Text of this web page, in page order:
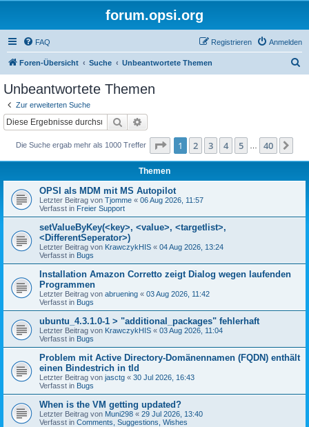
forum.opsi.org
FAQ Anmelden
Registrieren
Foren-Übersicht Suche Unbeantwortete Themen
Unbeantwortete Themen
Zur erweiterten Suche
Suche
Die Suche ergab mehr als 1000 Treffer Seite 1von 40
1 2 3 4 5 40
Themen
OPSI als MDM mit MS Autopilot
Letzter Beitrag von Tjomme « 06 Aug 2026, 11:57
Verfasst in Freier Support
setValueByKey(<key>, <value>, <targetlist>,
<DifferentSeperator>)
Letzter Beitrag von KrawczykHIS « 04 Aug 2026, 13:24
Verfasst in Bugs
Installation Amazon Corretto zeigt Dialog wegen laufenden
Programmen
Letzter Beitrag von abruening « 03 Aug 2026, 11:42
Verfasst in Bugs
ubuntu_4.3.1.0-1 > "additional_packages" fehlerhaft
Letzter Beitrag von KrawczykHIS « 03 Aug 2026, 11:04
Verfasst in Bugs
Problem mit Active Directory-Domänennamen (FQDN) enthält
einen Bindestrich in tld
Letzter Beitrag von jasctg « 30 Jul 2026, 16:43
Verfasst in Bugs
When is the VM getting updated?
Letzter Beitrag von Muni298 « 29 Jul 2026, 13:40
Verfasst in Comments, Suggestions, Wishes